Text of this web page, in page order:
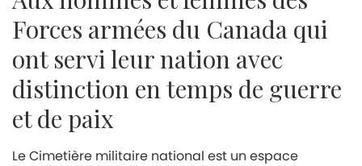
Forces armées du Canada qui
ont servi leur nation avec
distinction en temps de guerre
et de paix
Le Cimetière militaire national est un espace